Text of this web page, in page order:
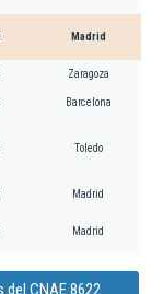
Madrid
Zaragoza
Barcelona
Toledo
Madrid
Madrid
del CNAE 8622